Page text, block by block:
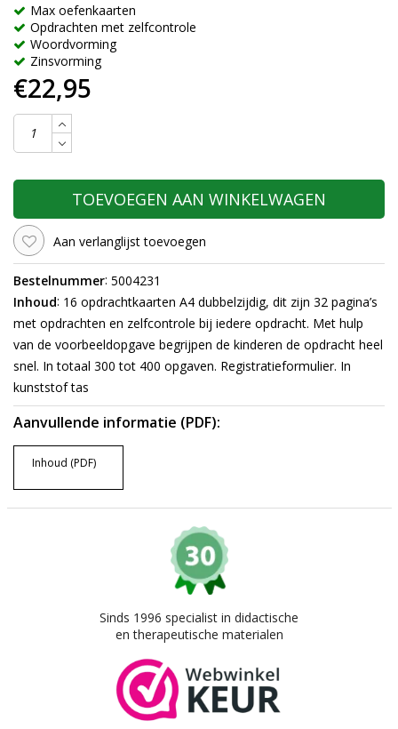
Max oefenkaarten
Opdrachten met zelfcontrole
Woordvorming
Zinsvorming
€22,95
TOEVOEGEN AAN WINKELWAGEN
Aan verlanglijst toevoegen
Bestelnummer: 5004231
Inhoud: 16 opdrachtkaarten A4 dubbelzijdig, dit zijn 32 pagina’s
met opdrachten en zelfcontrole bij iedere opdracht. Met hulp
van de voorbeeldopgave begrijpen de kinderen de opdracht heel
snel. In totaal 300 tot 400 opgaven. Registratieformulier. In
kunststof tas
Aanvullende informatie (PDF):
Inhoud (PDF)
Sinds 1996 specialist in didactische
en therapeutische materialen